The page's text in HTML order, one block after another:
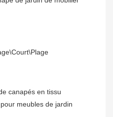
canapés en tissu
meubles de jardin